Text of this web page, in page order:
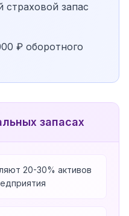
запас
₽ оборотного
запасах
20-30% активов